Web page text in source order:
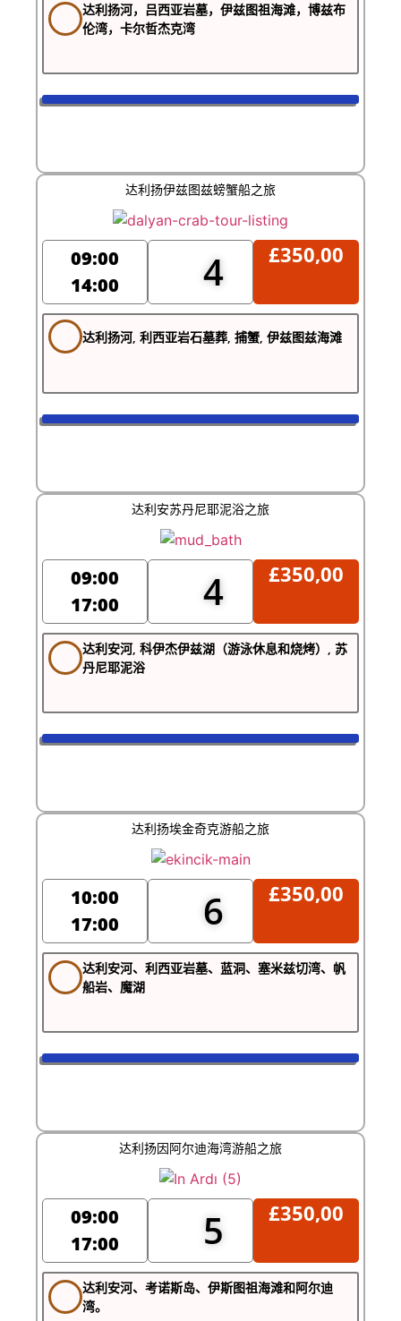
达利扬河，吕西亚岩墓，伊兹图祖海滩，博兹布
伦湾，卡尔哲杰克湾
达利扬伊兹图兹螃蟹船之旅
09:00
14:00
4 £350,00
达利扬河, 利西亚岩石墓葬, 捕蟹, 伊兹图兹海滩
达利安苏丹尼耶泥浴之旅
09:00
17:00
4 £350,00
达利安河, 科伊杰伊兹湖（游泳休息和烧烤）, 苏
丹尼耶泥浴
达利扬埃金奇克游船之旅
10:00
17:00
6 £350,00
达利安河、利西亚岩墓、蓝洞、塞米兹切湾、帆
船岩、魔湖
达利扬因阿尔迪海湾游船之旅
09:00
17:00
5 £350,00
达利安河、考诺斯岛、伊斯图祖海滩和阿尔迪
湾。